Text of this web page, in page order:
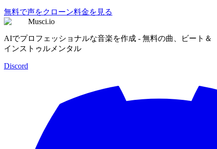
無料で声をクローン料金を見る
Musci.io
AIでプロフェッショナルな音楽を作成 - 無料の曲、ビート＆
インストゥルメンタル
Discord